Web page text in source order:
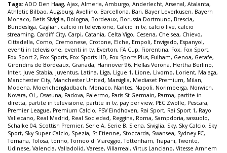
Tags: ADO Den Haag, Ajax, Almeria, Amburgo, Anderlecht, Arsenal, Atalanta,
Athletic Bilbao, Augsburg, Avellino, Barcellona, Bari, Bayer Leverkusen, Bayern
Monaco, Betis Siviglia, Bologna, Bordeaux, Borussia Dortmund, Brescia,
Bundesliga, Cagliari, calcio in televisione, Calcio in tv, calcio live, calcio
streaming, Cardiff City, Carpi, Catania, Celta Vigo, Cesena, Chelsea, Chievo,
Cittadella, Como, Cremonese, Crotone, Elche, Empoli, Envigado, Espanyol,
eventi in televisione, eventi in tv, Everton, FA Cup, Fiorentina, Fox, Fox Sport,
Fox Sport 2, Fox Sports, Fox Sports HD, Fox Sports Plus, Fulham, Genoa, Getafe,
Girondins de Bordeaux, Granada, Hannover 96, Hellas Verona, Hertha Berlino,
Inter, Juve Stabia, Juventus, Latina, Liga, Ligue 1, Lione, Livorno, Lorient, Malaga,
Manchester City, Manchester United, Marsiglia, Mediaset Premium, Milan,
Modena, Moenchengladbach, Monaco, Nantes, Napoli, Norimberga, Norwich,
Novara, OL, Osasuna, Padova, Palermo, Paris St Germain, Parma, partite in
diretta, partite in televisione, partite in tv, pay per view, PEC Zwolle, Pescara,
Premier League, Premium Calcio, PSV Eindhoven, Rai Sport, Rai Sport 1, Rayo
Vallecano, Real Madrid, Real Sociedad, Reggina, Roma, Sampdoria, sassuolo,
Schalke 04, Scottish Premier, Serie A, Serie B, Siena, Siviglia, Sky, Sky Calcio, Sky
Sport, Sky Super Calcio, Spezia, St Etienne, Stoccarda, Swansea, Sydney FC,
Ternana,Tolosa, torino,Torneo di Viareggio,Tottenham,Trapani,Twente,
Udinese, Valencia, Valladolid, Varese, Villarreal, Virtus Lanciano, Vitesse Arnhem